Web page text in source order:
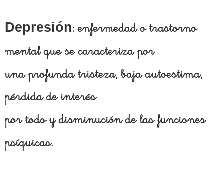
Depresión: enfermedad o trastorno
mental que se caracteriza por
una profunda tristeza, baja autoestima,
pérdida de interés
por todo y disminución de las funciones
psíquicas.